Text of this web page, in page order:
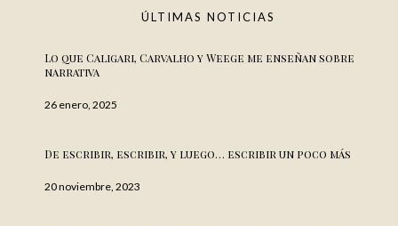
ÚLTIMAS NOTICIAS
Lo que Caligari, Carvalho y Weege me enseñan sobre
narrativa
26 enero, 2025
De escribir, escribir, y luego… escribir un poco más
20 noviembre, 2023